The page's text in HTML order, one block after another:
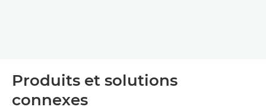
Produits et solutions
connexes